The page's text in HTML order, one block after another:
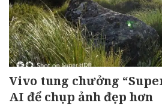
Vivo tung chưởng
AI để chụp ảnh đẹp hơn